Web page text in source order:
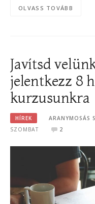
OLVASS TOVÁBB
Javítsd
jelentkezz 8
kurzusunkra
HÍREK ARANYMOSÁS
SZOMBAT
2